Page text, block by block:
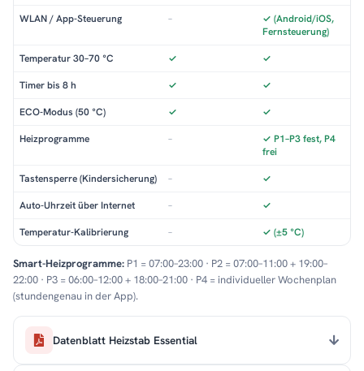
WLAN / App-Steuerung –
✓ (Android/iOS,
Fernsteuerung)
Temperatur 30–70 °C ✓ ✓
Timer bis 8 h ✓ ✓
ECO-Modus (50 °C) ✓ ✓
Heizprogramme –
✓ P1–P3 fest, P4
frei
Tastensperre (Kindersicherung) – ✓
Auto-Uhrzeit über Internet – ✓
Temperatur-Kalibrierung – ✓ (±5 °C)
Smart-Heizprogramme: P1 = 07:00–23:00 · P2 = 07:00–11:00 + 19:00–
22:00 · P3 = 06:00–12:00 + 18:00–21:00 · P4 = individueller Wochenplan
(stundengenau in der App).
Datenblatt Heizstab Essential